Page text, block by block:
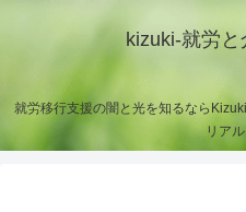
kizuki-就労
就労移行支援の闇と光を知るなら
リア